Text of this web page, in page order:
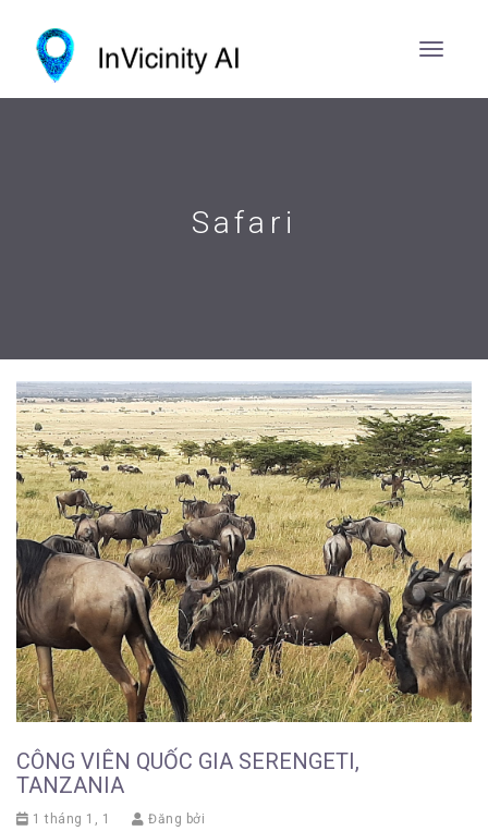
Safari
CÔNG VIÊN QUỐC GIA SERENGETI,
TANZANIA
1 tháng 1, 1
Đăng bởi